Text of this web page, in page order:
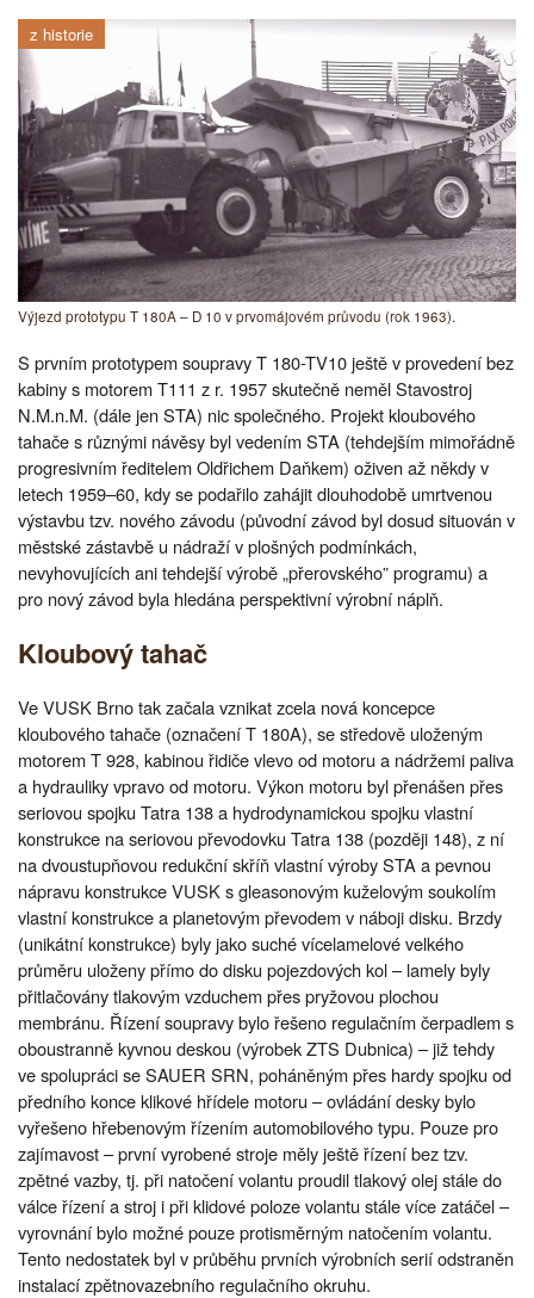
z historie
Výjezd prototypu T 180A – D 10 v prvomájovém průvodu (rok 1963).
S prvním prototypem soupravy T 180-TV10 ještě v provedení bez
kabiny s motorem T111 z r. 1957 skutečně neměl Stavostroj
N.M.n.M. (dále jen STA) nic společného. Projekt kloubového
tahače s různými návěsy byl vedením STA (tehdejším mimořádně
progresivním ředitelem Oldřichem Daňkem) oživen až někdy v
letech 1959–60, kdy se podařilo zahájit dlouhodobě umrtvenou
výstavbu tzv. nového závodu (původní závod byl dosud situován v
městské zástavbě u nádraží v plošných podmínkách,
nevyhovujících ani tehdejší výrobě „přerovského” programu) a
pro nový závod byla hledána perspektivní výrobní náplň.
Kloubový tahač
Ve VUSK Brno tak začala vznikat zcela nová koncepce
kloubového tahače (označení T 180A), se středově uloženým
motorem T 928, kabinou řidiče vlevo od motoru a nádržemi paliva
a hydrauliky vpravo od motoru. Výkon motoru byl přenášen přes
seriovou spojku Tatra 138 a hydrodynamickou spojku vlastní
konstrukce na seriovou převodovku Tatra 138 (později 148), z ní
na dvoustupňovou redukční skříň vlastní výroby STA a pevnou
nápravu konstrukce VUSK s gleasonovým kuželovým soukolím
vlastní konstrukce a planetovým převodem v náboji disku. Brzdy
(unikátní konstrukce) byly jako suché vícelamelové velkého
průměru uloženy přímo do disku pojezdových kol – lamely byly
přitlačovány tlakovým vzduchem přes pryžovou plochou
membránu. Řízení soupravy bylo řešeno regulačním čerpadlem s
oboustranně kyvnou deskou (výrobek ZTS Dubnica) – již tehdy
ve spolupráci se SAUER SRN, poháněným přes hardy spojku od
předního konce klikové hřídele motoru – ovládání desky bylo
vyřešeno hřebenovým řízením automobilového typu. Pouze pro
zajímavost – první vyrobené stroje měly ještě řízení bez tzv.
zpětné vazby, tj. při natočení volantu proudil tlakový olej stále do
válce řízení a stroj i při klidové poloze volantu stále více zatáčel –
vyrovnání bylo možné pouze protisměrným natočením volantu.
Tento nedostatek byl v průběhu prvních výrobních serií odstraněn
instalací zpětnovazebního regulačního okruhu.